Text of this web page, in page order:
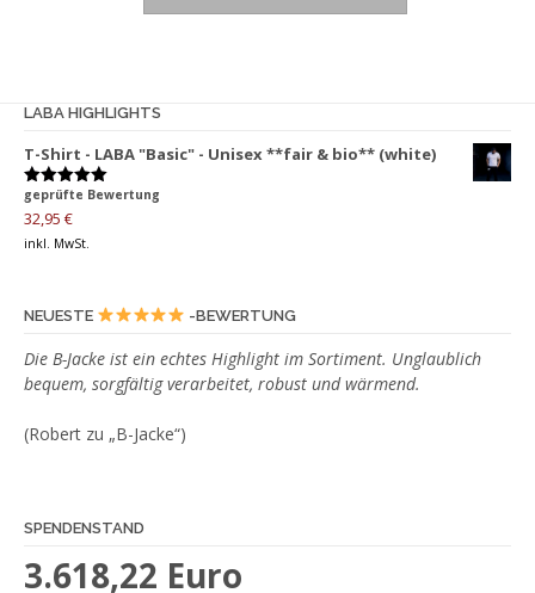
weist
Optionen
LABA HIGHLIGHTS
T-Shirt - LABA "Basic" - Unisex **fair & bio** (white)
Bewertet
mit5.00
von 5
geprüfte Bewertung
32,95 €
inkl. MwSt.
NEUESTE -BEWERTUNG
Die B-Jacke ist ein echtes Highlight im Sortiment. Unglaublich
bequem, sorgfältig verarbeitet, robust und wärmend.
(Robert zu „B-Jacke“)
SPENDENSTAND
3.618,22 Euro